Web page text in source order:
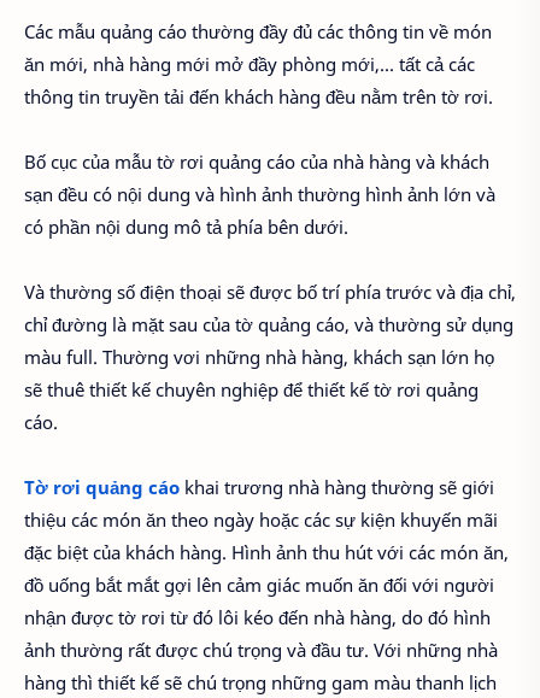
Các mẫu quảng cáo thường đầy đủ các thông tin về món
ăn mới, nhà hàng mới mở đầy phòng mới,... tất cả các
thông tin truyền tải đến khách hàng đều nằm trên tờ rơi.
Bố cục của mẫu tờ rơi quảng cáo của nhà hàng và khách
sạn đều có nội dung và hình ảnh thường hình ảnh lớn và
có phần nội dung mô tả phía bên dưới.
Và thường số điện thoại sẽ được bố trí phía trước và địa chỉ,
chỉ đường là mặt sau của tờ quảng cáo, và thường sử dụng
màu full. Thường vơi những nhà hàng, khách sạn lớn họ
sẽ thuê thiết kế chuyên nghiệp để thiết kế tờ rơi quảng
cáo.
Tờ rơi quảng cáo khai trương nhà hàng thường sẽ giới
thiệu các món ăn theo ngày hoặc các sự kiện khuyến mãi
đặc biệt của khách hàng. Hình ảnh thu hút với các món ăn,
đồ uống bắt mắt gợi lên cảm giác muốn ăn đối với người
nhận được tờ rơi từ đó lôi kéo đến nhà hàng, do đó hình
ảnh thường rất được chú trọng và đầu tư. Với những nhà
hàng thì thiết kế sẽ chú trọng những gam màu thanh lịch